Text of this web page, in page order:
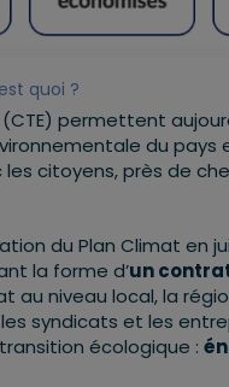
quoi ?
permettent
du
citoyens, près de
du Plan Climat en
la forme d’un
au niveau local, la
syndicats et les
écologique :